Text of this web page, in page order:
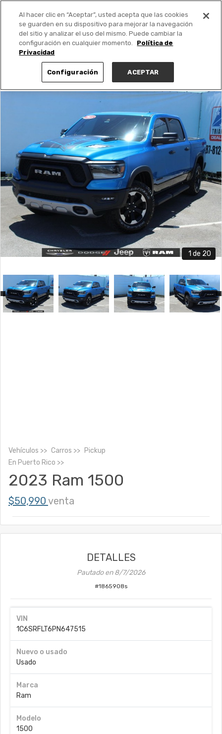
PUBLICA GRATIS +
1 de 20
Vehículos Carros
Pickup
En Puerto Rico
2023 Ram 1500
$50,990 venta
DETALLES
Pautado en8/7/2026
#1865908s
VIN
1C6SRFLT6PN647515
Nuevo o usado
Usado
Marca
Ram
Modelo
1500
Al hacer clic en “Aceptar”, usted acepta que las cookies
se guarden en su dispositivo para mejorar la navegación
del sitio y analizar el uso del mismo. Puede cambiar la
configuración en cualquier momento.
Política de
Privacidad
Configuración ACEPTAR